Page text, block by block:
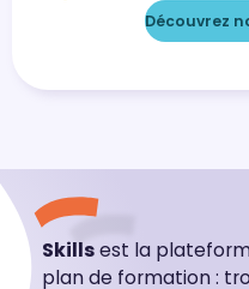
Découvrez
Skillsest la
plan de formation :